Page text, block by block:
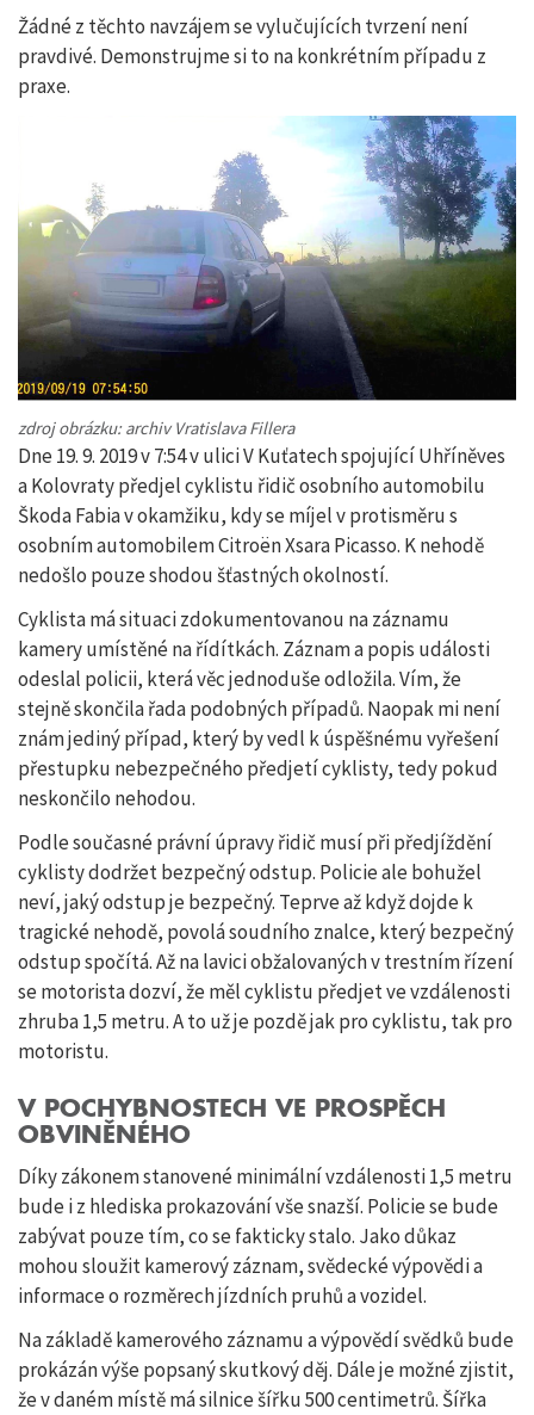
Žádné z těchto navzájem se vylučujících tvrzení není
pravdivé. Demonstrujme si to na konkrétním případu z
praxe.
zdroj obrázku: archiv Vratislava Fillera
Dne 19. 9. 2019 v 7:54 v ulici V Kuťatech spojující Uhříněves
a Kolovraty předjel cyklistu řidič osobního automobilu
Škoda Fabia v okamžiku, kdy se míjel v protisměru s
osobním automobilem Citroën Xsara Picasso. K nehodě
nedošlo pouze shodou šťastných okolností.
Cyklista má situaci zdokumentovanou na záznamu
kamery umístěné na řídítkách. Záznam a popis události
odeslal policii, která věc jednoduše odložila. Vím, že
stejně skončila řada podobných případů. Naopak mi není
znám jediný případ, který by vedl k úspěšnému vyřešení
přestupku nebezpečného předjetí cyklisty, tedy pokud
neskončilo nehodou.
Podle současné právní úpravy řidič musí při předjíždění
cyklisty dodržet bezpečný odstup. Policie ale bohužel
neví, jaký odstup je bezpečný. Teprve až když dojde k
tragické nehodě, povolá soudního znalce, který bezpečný
odstup spočítá. Až na lavici obžalovaných v trestním řízení
se motorista dozví, že měl cyklistu předjet ve vzdálenosti
zhruba 1,5 metru. A to už je pozdě jak pro cyklistu, tak pro
motoristu.
V POCHYBNOSTECH VE PROSPĚCH
OBVINĚNÉHO
Díky zákonem stanovené minimální vzdálenosti 1,5 metru
bude i z hlediska prokazování vše snazší. Policie se bude
zabývat pouze tím, co se fakticky stalo. Jako důkaz
mohou sloužit kamerový záznam, svědecké výpovědi a
informace o rozměrech jízdních pruhů a vozidel.
Na základě kamerového záznamu a výpovědí svědků bude
prokázán výše popsaný skutkový děj. Dále je možné zjistit,
že v daném místě má silnice šířku 500 centimetrů. Šířka